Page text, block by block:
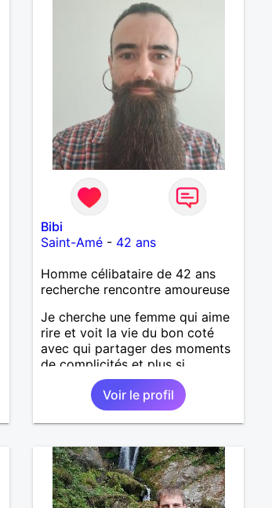
Bibi
Saint-Amé - 42 ans
Homme célibataire de 42 ans
recherche rencontre amoureuse
Je cherche une femme qui aime
rire et voit la vie du bon coté
avec qui partager des moments
de complicités et plus si
Voir le profil